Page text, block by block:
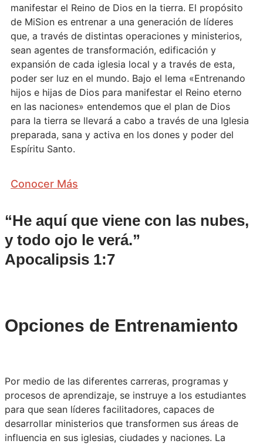
manifestar el Reino de Dios en la tierra. El propósito
de MiSion es entrenar a una generación de líderes
que, a través de distintas operaciones y ministerios,
sean agentes de transformación, edificación y
expansión de cada iglesia local y a través de esta,
poder ser luz en el mundo. Bajo el lema «Entrenando
hijos e hijas de Dios para manifestar el Reino eterno
en las naciones» entendemos que el plan de Dios
para la tierra se llevará a cabo a través de una Iglesia
preparada, sana y activa en los dones y poder del
Espíritu Santo.
Conocer Más
“He aquí que viene con las nubes,
y todo ojo le verá.”
Apocalipsis 1:7
Opciones de Entrenamiento
Por medio de las diferentes carreras, programas y
procesos de aprendizaje, se instruye a los estudiantes
para que sean líderes facilitadores, capaces de
desarrollar ministerios que transformen sus áreas de
influencia en sus iglesias, ciudades y naciones. La